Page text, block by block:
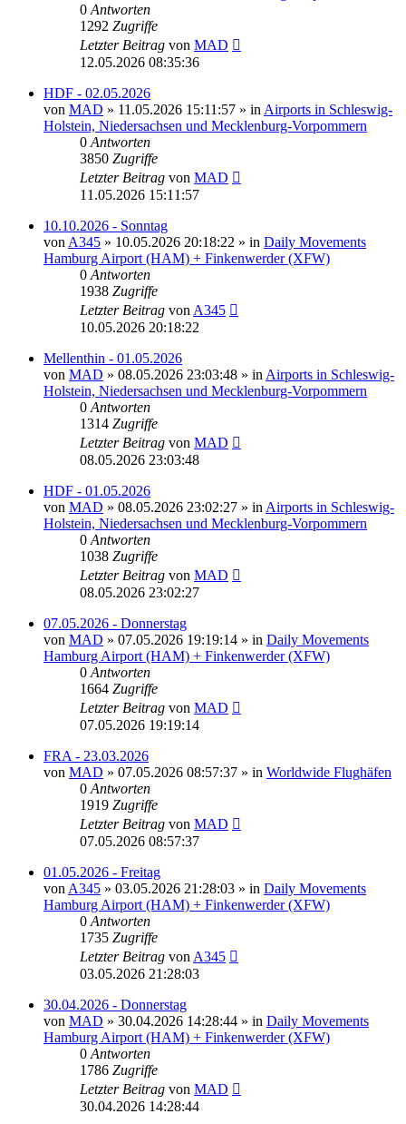
0 Antworten
1292 Zugriffe
Letzter Beitrag von MAD
12.05.2026 08:35:36
HDF - 02.05.2026
von MAD » 11.05.2026 15:11:57 » in Airports in Schleswig-
Holstein, Niedersachsen und Mecklenburg-Vorpommern
0 Antworten
3850 Zugriffe
Letzter Beitrag von MAD
11.05.2026 15:11:57
10.10.2026 - Sonntag
von A345 » 10.05.2026 20:18:22 » in Daily Movements
Hamburg Airport (HAM) + Finkenwerder (XFW)
0 Antworten
1938 Zugriffe
Letzter Beitrag von A345
10.05.2026 20:18:22
Mellenthin - 01.05.2026
von MAD » 08.05.2026 23:03:48 » in Airports in Schleswig-
Holstein, Niedersachsen und Mecklenburg-Vorpommern
0 Antworten
1314 Zugriffe
Letzter Beitrag von MAD
08.05.2026 23:03:48
HDF - 01.05.2026
von MAD » 08.05.2026 23:02:27 » in Airports in Schleswig-
Holstein, Niedersachsen und Mecklenburg-Vorpommern
0 Antworten
1038 Zugriffe
Letzter Beitrag von MAD
08.05.2026 23:02:27
07.05.2026 - Donnerstag
von MAD » 07.05.2026 19:19:14 » in Daily Movements
Hamburg Airport (HAM) + Finkenwerder (XFW)
0 Antworten
1664 Zugriffe
Letzter Beitrag von MAD
07.05.2026 19:19:14
FRA - 23.03.2026
von MAD » 07.05.2026 08:57:37 » in Worldwide Flughäfen
0 Antworten
1919 Zugriffe
Letzter Beitrag von MAD
07.05.2026 08:57:37
01.05.2026 - Freitag
von A345 » 03.05.2026 21:28:03 » in Daily Movements
Hamburg Airport (HAM) + Finkenwerder (XFW)
0 Antworten
1735 Zugriffe
Letzter Beitrag von A345
03.05.2026 21:28:03
30.04.2026 - Donnerstag
von MAD » 30.04.2026 14:28:44 » in Daily Movements
Hamburg Airport (HAM) + Finkenwerder (XFW)
0 Antworten
1786 Zugriffe
Letzter Beitrag von MAD
30.04.2026 14:28:44